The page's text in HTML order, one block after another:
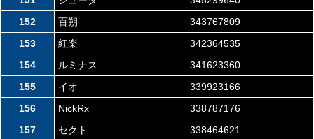
152
百朔
343767809
153
紅楽
342364535
154
ルミナス
341623360
155
イオ
339923166
156
NickRx
338787176
157
セクト
338464621